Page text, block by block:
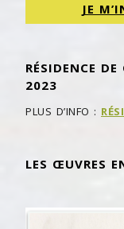
JE
RÉSIDENCE
2023
PLUS D’INFO :
LES ŒUVRES